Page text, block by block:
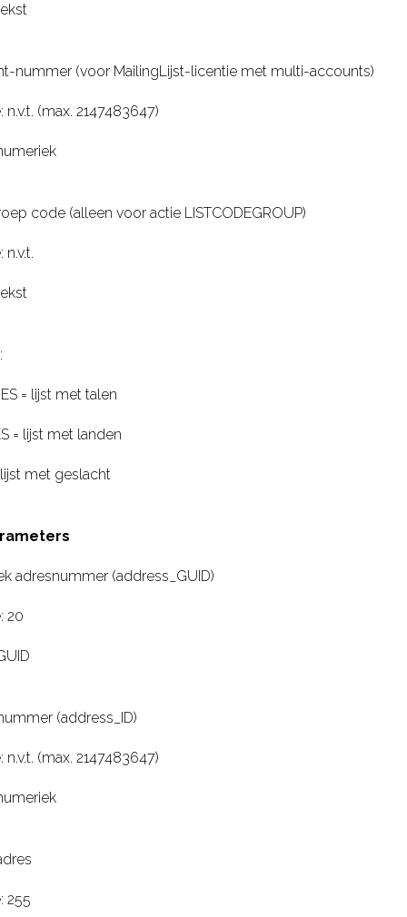
nummer (voor MailingLijst-licentie met multi-accounts)
(max. 2147483647)
code (alleen voor actie LISTCODEGROUP)
= lijst met talen
= lijst met landen
lijst met geslacht
adresnummer (address_GUID)
20
(address_ID)
(max. 2147483647)
255